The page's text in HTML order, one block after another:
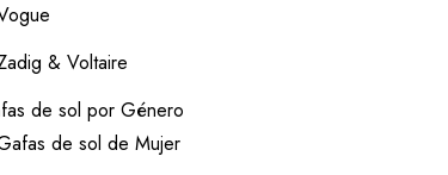
& Voltaire
de sol por Género
de sol de Mujer